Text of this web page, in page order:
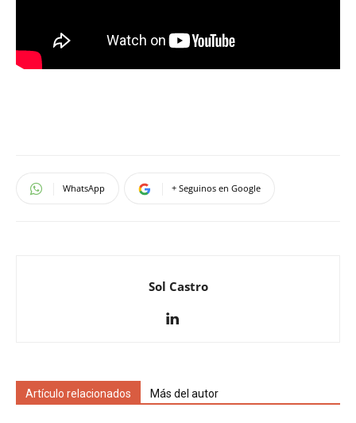
WhatsApp + Seguinos en Google
Sol Castro
Artículo relacionados Más del autor